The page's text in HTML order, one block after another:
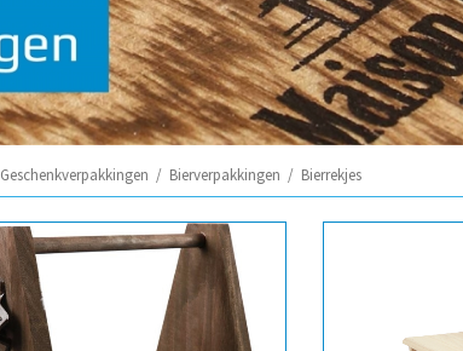
Geschenkverpakkingen / Bierverpakkingen / Bierrekjes